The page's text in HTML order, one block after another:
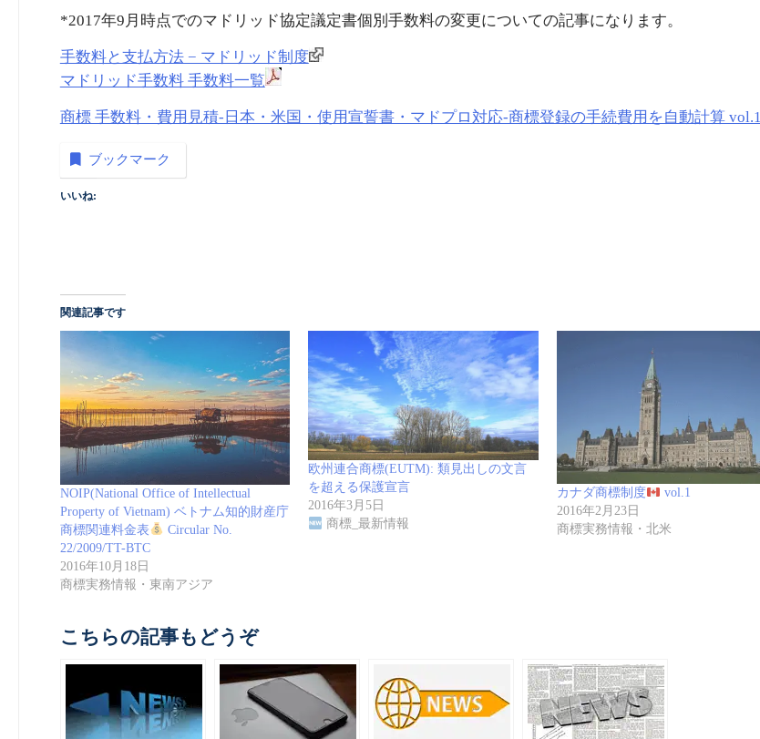
*2017年9月時点でのマドリッド協定議定書個別手数料の変更についての記事になります。
手数料と支払方法 − マドリッド制度
マドリッド手数料 手数料一覧
商標 手数料・費用見積-日本・米国・使用宣誓書・マドプロ対応-商標登録の手続費用を自動計算 vol.1
ブックマーク
いいね:
関連記事です
NOIP(National Office of Intellectual
Property of Vietnam) ベトナム知的財産庁
商標関連料金表
Circular No.
22/2009/TT-BTC
2016年10月18日
商標実務情報・東南アジア
欧州連合商標(EUTM): 類見出しの文言
を超える保護宣言
2016年3月5日
商標_最新情報
カナダ商標制度
vol.1
2016年2月23日
商標実務情報・北米
こちらの記事もどうぞ